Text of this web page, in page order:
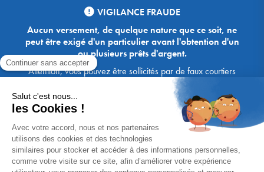
VIGILANCE FRAUDE
Aucun versement, de quelque nature que ce soit, ne
peut être exigé d'un particulier avant l'obtention d'un
ou plusieurs prêts d'argent.
Attention, vous pouvez être sollicités par de faux courtiers
Ace Crédit / Immoprêt, qui vous proposent de bénéficier de
crédits, en vous demandant de transmettre des documents,
des fonds, des coordonnées bancaires, etc. Soyez vigilants :
Immoprêt ne demande jamais à ses clients de virer sur ses
comptes des sommes prêtées par les banques, à l'exception
des honoraires des agences. Les courtiers Ace Crédit /
Immoprêt vous écrivent toujours d'une adresse mail
xxxx@acecredit.fr ou xxxx@immopret.fr.